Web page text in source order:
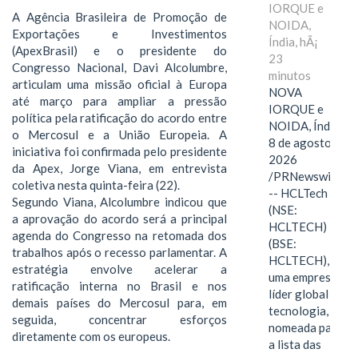
A Agência Brasileira de Promoção de
Exportações e Investimentos
(ApexBrasil) e o presidente do
Congresso Nacional, Davi Alcolumbre,
articulam uma missão oficial à Europa
até março para ampliar a pressão
política pela ratificação do acordo entre
o Mercosul e a União Europeia. A
iniciativa foi confirmada pelo presidente
da Apex, Jorge Viana, em entrevista
coletiva nesta quinta-feira (22).
Segundo Viana, Alcolumbre indicou que
a aprovação do acordo será a principal
agenda do Congresso na retomada dos
trabalhos após o recesso parlamentar. A
estratégia envolve acelerar a
ratificação interna no Brasil e nos
demais países do Mercosul para, em
seguida, concentrar esforços
diretamente com os europeus.
IORQUE e
NOIDA,
Índia, hÃ¡
23
minutos
NOVA
IORQUE e
NOIDA, Índia,
8 de agosto de
2026
/PRNewswire/
-- HCLTech
(NSE:
HCLTECH)
(BSE:
HCLTECH),
uma empresa
líder global em
tecnologia, foi
nomeada para
a lista das